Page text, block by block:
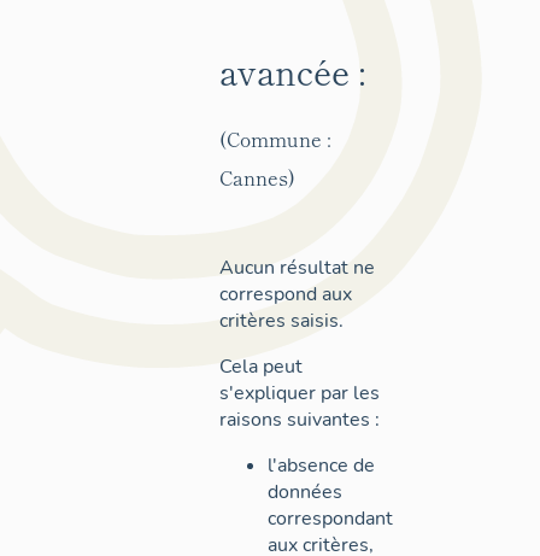
avancée :
(Commune :
Cannes)
Aucun résultat ne
correspond aux
critères saisis.
Cela peut
s'expliquer par les
raisons suivantes :
l'absence de
données
correspondant
aux critères,